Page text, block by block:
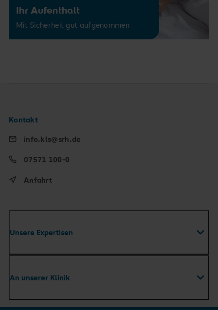
Ihr Aufenthalt
Mit Sicherheit gut aufgenommen
Unsere Expertisen
Zentren
Ambulante Versorgung & Praxen
An unserer Klinik
Ihr Aufenthalt
Kontakt
info.kls@srh.de
07571 100-0
Anfahrt